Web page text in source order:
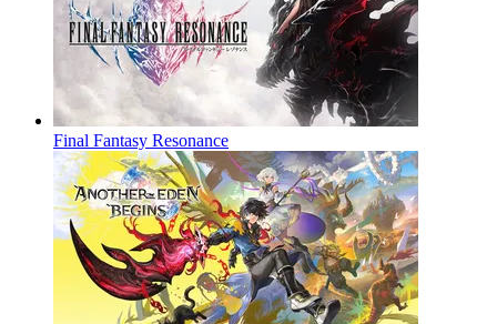
Final Fantasy Resonance